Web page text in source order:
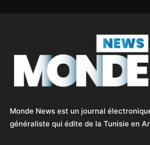
Monde News est un journal
généraliste qui édite de la Tunisie en